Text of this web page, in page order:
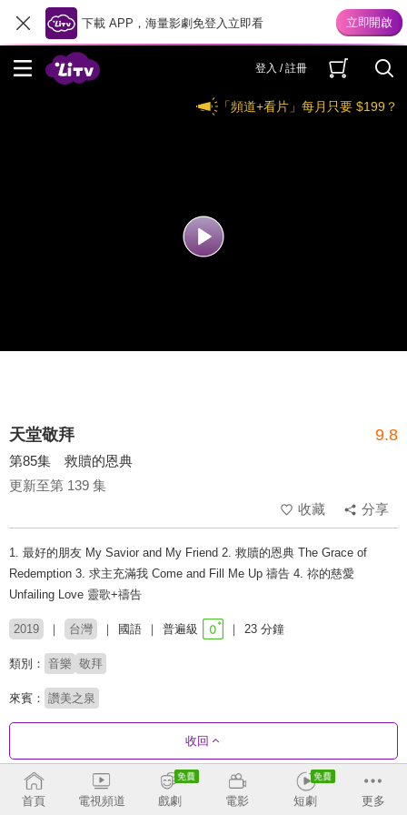
下載 APP，海量影劇免登入立即看
登入 / 註冊
「頻道+看片」每月只要 $199？
天堂敬拜 9.8
第85集 救贖的恩典
更新至第 139 集
收藏
分享
1. 最好的朋友 My Savior and My Friend 2. 救贖的恩典 The Grace of
Redemption 3. 求主充滿我 Come and Fill Me Up 禱告 4. 祢的慈愛
Unfailing Love 靈歌+禱告
2019 台灣 國語 普遍級 23 分鐘
類別： 音樂 敬拜
來賓： 讚美之泉
收回
劇集列表 反序
首頁 電視頻道 戲劇 電影 短劇 更多